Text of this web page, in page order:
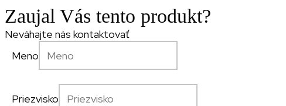
Zaujal Vás tento produkt?
Neváhajte nás kontaktovať
Meno
Priezvisko